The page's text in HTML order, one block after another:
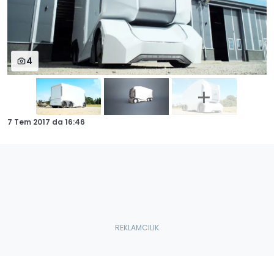
4
7 Tem 2017 da 16:46